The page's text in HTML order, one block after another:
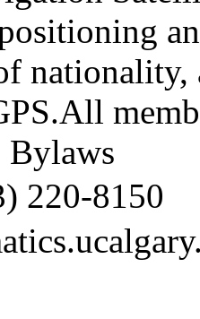
nationality,
Bylaws
220-8150